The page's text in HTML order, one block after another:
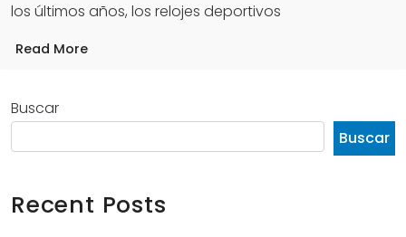
los últimos años, los relojes deportivos
Read More
Buscar
Buscar
Recent Posts